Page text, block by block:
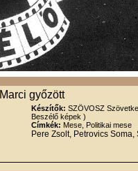
Marci győzött
Készítők: SZÖVOSZ
Beszélő képek )
Címkék: Mese, Politikai mese
Pere Zsolt, Petrovics